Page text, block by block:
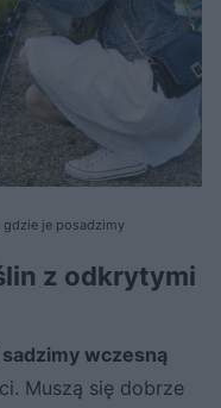
je posadzimy
z odkrytymi
wczesną
Muszą się dobrze